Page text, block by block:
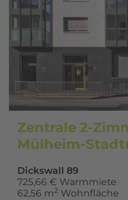
Zentrale 2-
Mülheim-
Dickswall 89
725,66 € Warmmiete
62,56 m2 Wohnfläche